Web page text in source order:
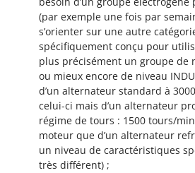
Yard Force
Zanon
Zephir
ZGrills
Zodiac
Zomax
(par exemple une fois par
s’orienter sur une autre
spécifiquement conçu pour
plus précisément un groupe de
ou mieux encore de niveau
d’un alternateur standard à
celui-ci mais d’un alternateur
régime de tours : 1500 tours/
moteur que d’un alternateur
un niveau de caractéristiques
très différent) ;